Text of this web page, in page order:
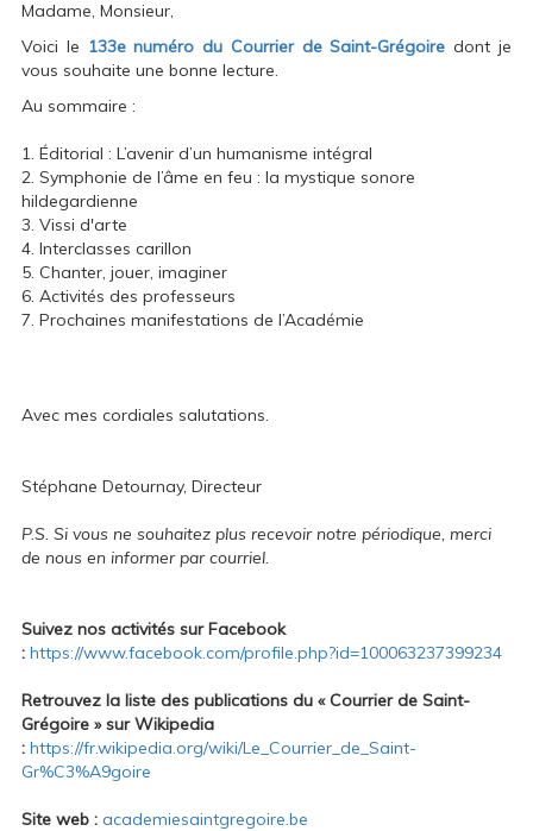
Madame, Monsieur,
Voici le 133e numéro du Courrier de Saint-Grégoire dont je
vous souhaite une bonne lecture.
Au sommaire :
1. Éditorial : L’avenir d’un humanisme intégral
2. Symphonie de l’âme en feu : la mystique sonore
hildegardienne
3. Vissi d'arte
4. Interclasses carillon
5. Chanter, jouer, imaginer
6. Activités des professeurs
7. Prochaines manifestations de l’Académie
Avec mes cordiales salutations.
Stéphane Detournay, Directeur
P.S. Si vous ne souhaitez plus recevoir notre périodique, merci
de nous en informer par courriel.
Suivez nos activités sur Facebook
: https://www.facebook.com/profile.php?id=100063237399234
Retrouvez la liste des publications du « Courrier de Saint-
Grégoire » sur Wikipedia
: https://fr.wikipedia.org/wiki/Le_Courrier_de_Saint-
Gr%C3%A9goire
Site web : academiesaintgregoire.be